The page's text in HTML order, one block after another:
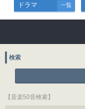
ドラマ 一覧
検索
【音楽50音検索】